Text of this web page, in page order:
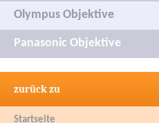
Olympus Objektive
Panasonic Objektive
zurück zu
Startseite